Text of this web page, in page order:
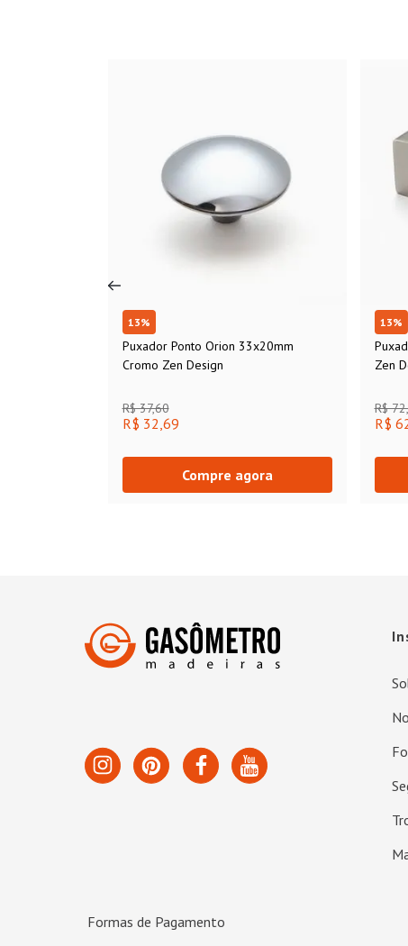
13%
Puxador Ponto Orion 33x20mm
Cromo Zen Design
R$ 37,60
R$ 32,69
Compre agora
13%
Zen
R$
R$
Formas de Pagamento